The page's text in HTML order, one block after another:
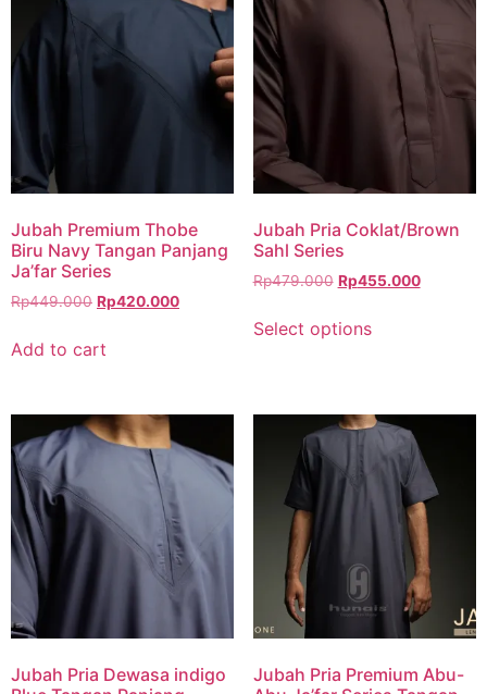
Jubah Premium Thobe
Biru Navy Tangan Panjang
Ja’far Series
Rp449.000 Rp420.000
Add to cart
Jubah Pria Coklat/Brown
Sahl Series
Rp479.000 Rp455.000
Select options
Jubah Pria Dewasa indigo
Jubah Pria Premium Abu-